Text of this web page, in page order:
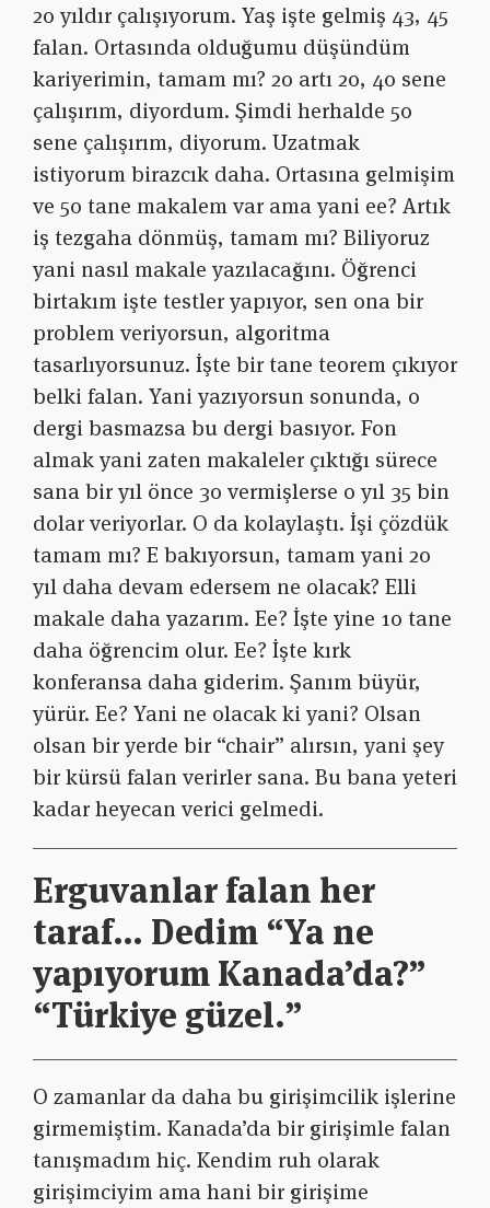
20 yıldır çalışıyorum. Yaş işte gelmiş 43, 45
falan. Ortasında olduğumu düşündüm
kariyerimin, tamam mı? 20 artı 20, 40 sene
çalışırım, diyordum. Şimdi herhalde 50
sene çalışırım, diyorum. Uzatmak
istiyorum birazcık daha. Ortasına gelmişim
ve 50 tane makalem var ama yani ee? Artık
iş tezgaha dönmüş, tamam mı? Biliyoruz
yani nasıl makale yazılacağını. Öğrenci
birtakım işte testler yapıyor, sen ona bir
problem veriyorsun, algoritma
tasarlıyorsunuz. İşte bir tane teorem çıkıyor
belki falan. Yani yazıyorsun sonunda, o
dergi basmazsa bu dergi basıyor. Fon
almak yani zaten makaleler çıktığı sürece
sana bir yıl önce 30 vermişlerse o yıl 35 bin
dolar veriyorlar. O da kolaylaştı. İşi çözdük
tamam mı? E bakıyorsun, tamam yani 20
yıl daha devam edersem ne olacak? Elli
makale daha yazarım. Ee? İşte yine 10 tane
daha öğrencim olur. Ee? İşte kırk
konferansa daha giderim. Şanım büyür,
yürür. Ee? Yani ne olacak ki yani? Olsan
olsan bir yerde bir “chair” alırsın, yani şey
bir kürsü falan verirler sana. Bu bana yeteri
kadar heyecan verici gelmedi.
Erguvanlar falan her
taraf… Dedim “Ya ne
yapıyorum Kanada’da?”
“Türkiye güzel.”
O zamanlar da daha bu girişimcilik işlerine
girmemiştim. Kanada’da bir girişimle falan
tanışmadım hiç. Kendim ruh olarak
girişimciyim ama hani bir girişime